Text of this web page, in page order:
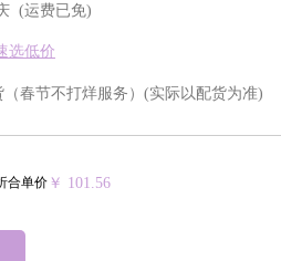
(运费已免)
安徽
族
选低价
春节不打烊服务） (实际以配货为准)
合单价 ￥ 101.56